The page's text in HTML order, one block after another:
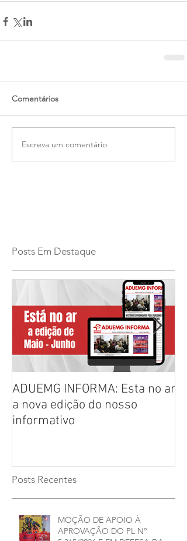
Comentários
Escreva um comentário
Posts Em Destaque
ADUEMG INFORMA: Esta no ar
a nova edição do nosso
informativo
Posts Recentes
MOÇÃO DE APOIO À
APROVAÇÃO DO PL Nº